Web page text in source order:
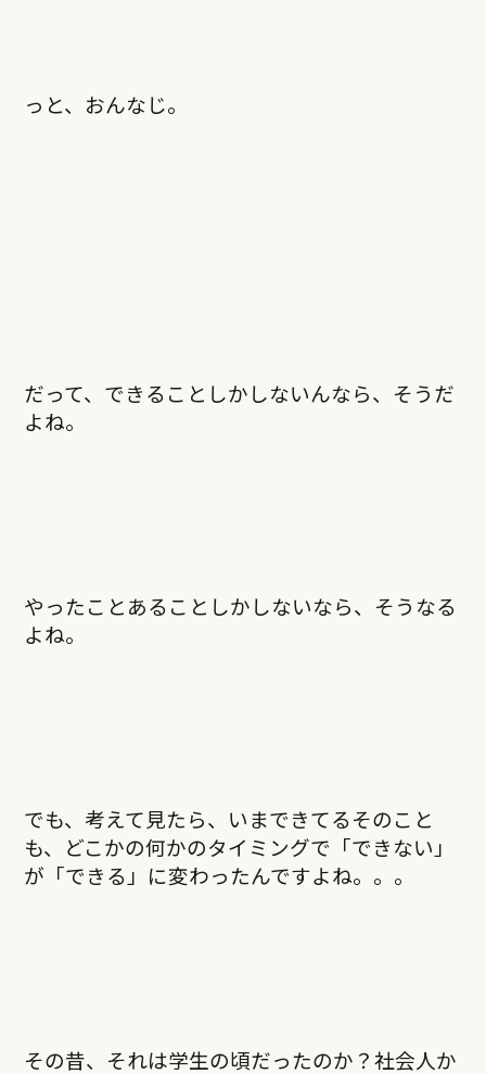
っと、おんなじ。
だって、できることしかしないんなら、そうだ
よね。
やったことあることしかしないなら、そうなる
よね。
でも、考えて見たら、いまできてるそのこと
も、どこかの何かのタイミングで「できない」
が「できる」に変わったんですよね。。。
その昔、それは学生の頃だったのか？社会人か